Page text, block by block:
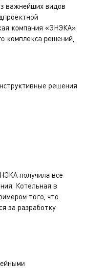
важнейших видов
компания «ЭНЭКА».
комплекса решений,
решения
получила все
Котельная в
того, что
за разработку